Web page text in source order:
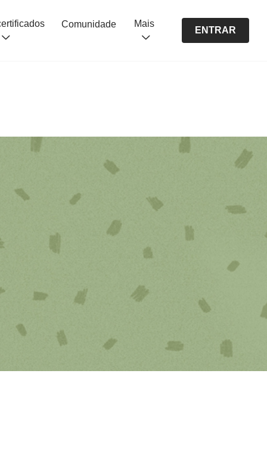
Cursos certificados Comunidade Mais
ENTRAR